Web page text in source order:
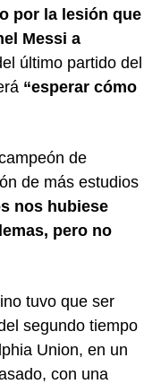
por la lesión que
Messi a
último partido del
“esperar cómo
de
de más estudios
nos hubiese
pero no
tuvo que ser
segundo tiempo
Union, en un
con una